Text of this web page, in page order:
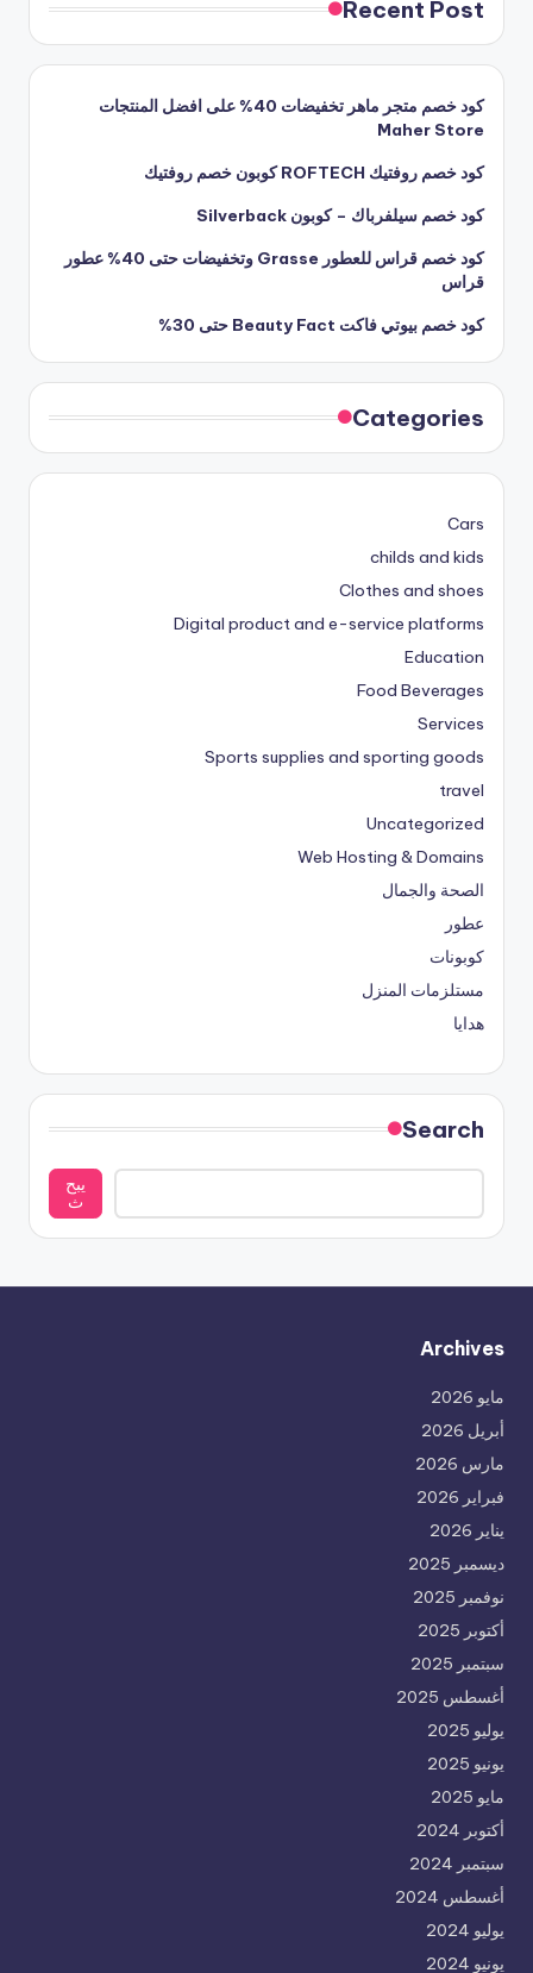
Recent Post
كود خصم متجر ماهر تخفيضات 40% على افضل المنتجات
Maher Store
كود خصم روفتيك ROFTECH كوبون خصم روفتيك
كود خصم سيلفرباك – كوبون Silverback
كود خصم قراس للعطور Grasse وتخفيضات حتى 40% عطور
قراس
كود خصم بيوتي فاكت Beauty Fact حتى 30%
Categories
Cars
childs and kids
Clothes and shoes
Digital product and e-service platforms
Education
Food Beverages
Services
Sports supplies and sporting goods
travel
Uncategorized
Web Hosting & Domains
الصحة والجمال
عطور
كوبونات
مستلزمات المنزل
هدايا
Search
يبح
ث
Archives
مايو 2026
أبريل 2026
مارس 2026
فبراير 2026
يناير 2026
ديسمبر 2025
نوفمبر 2025
أكتوبر 2025
سبتمبر 2025
أغسطس 2025
يوليو 2025
يونيو 2025
مايو 2025
أكتوبر 2024
سبتمبر 2024
أغسطس 2024
يوليو 2024
يونيو 2024